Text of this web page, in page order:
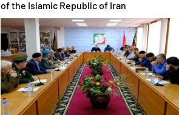
of the Islamic Republic of Iran